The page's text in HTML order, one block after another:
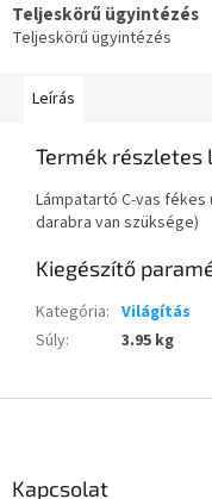
Teljeskörű ügyintézés
Teljeskörű ügyintézés
Leírás
Termék részletes
Lámpatartó C-vas
darabra van szüksége)
Kiegészítő
Kategória: Világítás
Súly: 3.95 kg
Kapcsolat